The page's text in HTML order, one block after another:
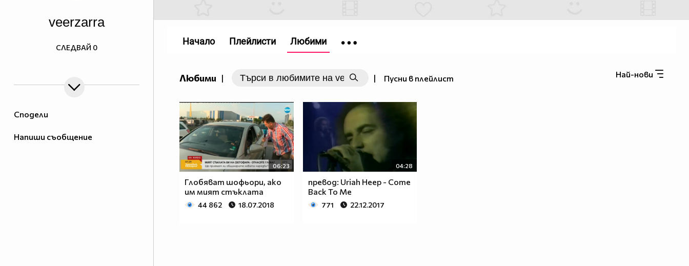
Сподели
Напиши съобщение
veerzarra
СЛЕДВАЙ 0
Любими | | Пусни в плейлист Най-нови
06:23
Глобяват шофьори, ако
им мият стъклата
44 862 18.07.2018
04:28
превод: Uriah Heep - Come
Back To Me
771 22.12.2017
Начало Плейлисти Любими